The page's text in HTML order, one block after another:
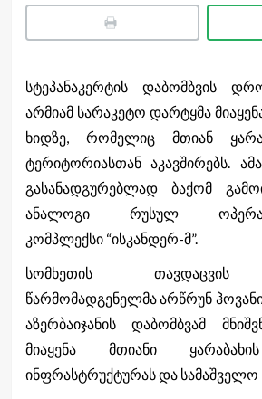
სტეპანაკერტის დაბომბვის
არმიამ სარაკეტო დარტყმა
ხიდზე, რომელიც მთიან
ტერიტორიასთან აკავშირებს.
გასანადგურებლად ბაქომ
ანალოგი რუსულ
კომპლექსი “ისკანდერ-მ”.
სომხეთის თავდაცვის
წარმომადგენელმა არწრუნ
აზერბაიჯანის დაბომბვამ
მიაყენა მთიანი
ინფრასტრუქტურას და სამაშველო